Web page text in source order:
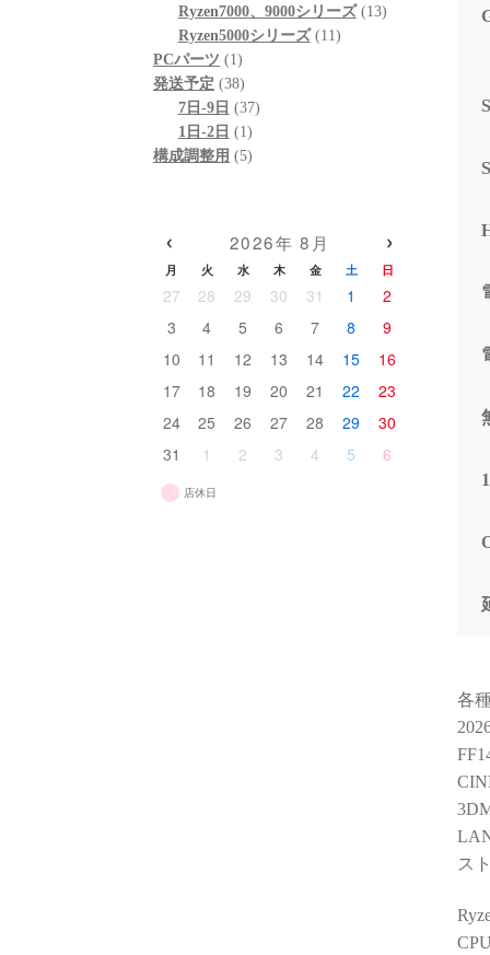
各
ス
品
の
商
品
個
の
Ryzen7000、9000シリーズ 1313
Ryzen5000シリーズ 1111
PCパーツ 11
個
の
商
品
発送予定 3838
個
の
商
7日-9日 3737
1日-2日 11
個
構成調整用 55
品
‹ 2026年 8月 ›
月 火 水 木 金 土 日
27 28 29 30 31 1
2
3
4 5 6 7 8
9
10
11 12 13 14 15
16
17
18 19 20 21 22
23
24
25 26 27 28 29
30
31
1 2 3 4 5 6
店休日